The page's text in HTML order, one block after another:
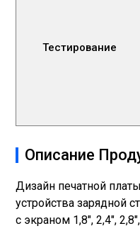
Тестирование
Описание
Дизайн печатной
устройства зарядной
с экраном 1,8", 2,4",